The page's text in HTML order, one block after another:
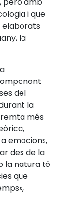
i que
elaborats
la
del
la
més
emocions,
des de la
la natura té
que